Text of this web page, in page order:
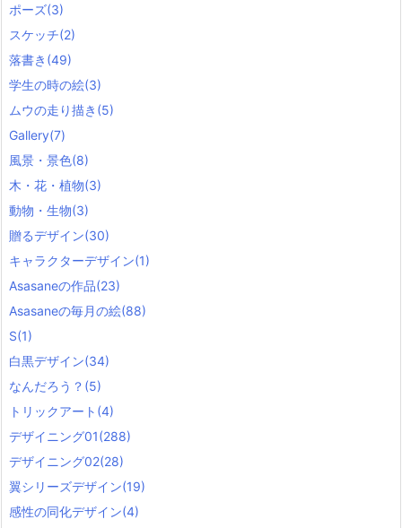
ポーズ(3)
スケッチ(2)
落書き (49)
学生の時の絵(3)
ムウの走り描き (5)
Gallery(7)
風景・景色(8)
木・花・植物(3)
動物・生物(3)
贈るデザイン(30)
キャラクターデザイン(1)
Asasaneの作品(23)
Asasaneの毎月の絵(88)
S(1)
白黒デザイン(34)
なんだろう？ (5)
トリックアート (4)
デザイニング01(288)
デザイニング02(28)
翼シリーズデザイン(19)
感性の同化デザイン(4)